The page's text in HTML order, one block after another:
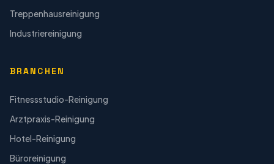
Treppenhausreinigung
Industriereinigung
BRANCHEN
Fitnessstudio-Reinigung
Arztpraxis-Reinigung
Hotel-Reinigung
Büroreinigung